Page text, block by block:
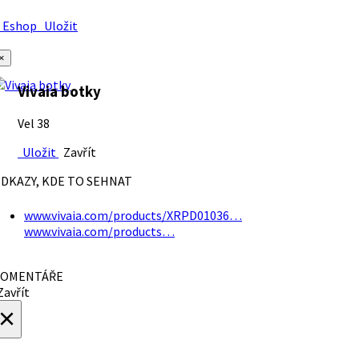
Uložit
Vivaia botky
Vel 38
Uložit Zavřít
KDE TO SEHNAT
www.vivaia.com/products/XRPD01036…
www.vivaia.com/products…